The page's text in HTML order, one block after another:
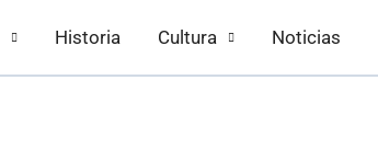
Historia Cultura Noticias